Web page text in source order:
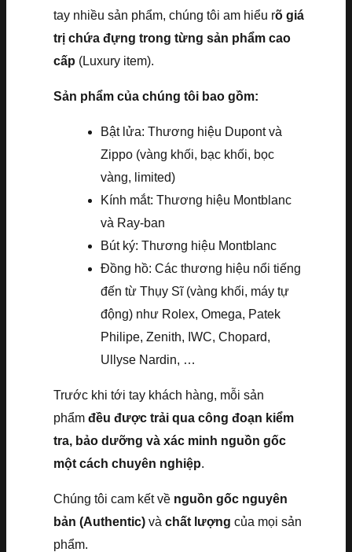
tay nhiều sản phẩm, chúng tôi am hiểu rõ giá
trị chứa đựng trong từng sản phẩm cao
cấp (Luxury item).
Sản phẩm của chúng tôi bao gồm:
Bật lửa: Thương hiệu Dupont và
Zippo (vàng khối, bạc khối, bọc
vàng, limited)
Kính mắt: Thương hiệu Montblanc
và Ray-ban
Bút ký: Thương hiệu Montblanc
Đồng hồ: Các thương hiệu nổi tiếng
đến từ Thụy Sĩ (vàng khối, máy tự
động) như Rolex, Omega, Patek
Philipe, Zenith, IWC, Chopard,
Ullyse Nardin, …
Trước khi tới tay khách hàng, mỗi sản
phẩm đều được trải qua công đoạn kiểm
tra, bảo dưỡng và xác minh nguồn gốc
một cách chuyên nghiệp.
Chúng tôi cam kết về nguồn gốc nguyên
bản (Authentic) và chất lượng của mọi sản
phẩm.